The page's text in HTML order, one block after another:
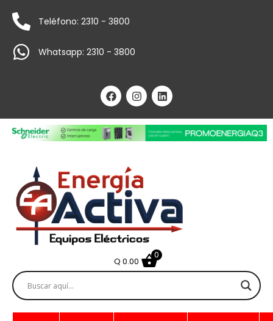
Teléfono: 2310 - 3800
Whatsapp: 2310 - 3800
Q 0.00
0